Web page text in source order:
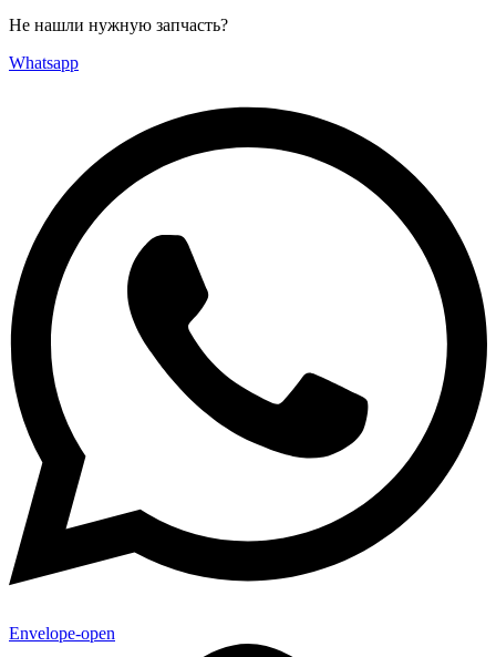
Не нашли нужную запчасть?
Whatsapp
Envelope-open